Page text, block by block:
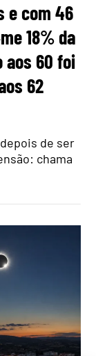
e com 46
18% da
aos 60 foi
62
de ser
chama